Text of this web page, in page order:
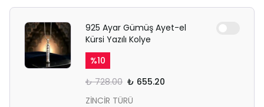
925 Ayar Gümüş Ayet-el
Kürsi Yazılı Kolye
%10
₺ 728.00 ₺ 655.20
ZİNCİR TÜRÜ